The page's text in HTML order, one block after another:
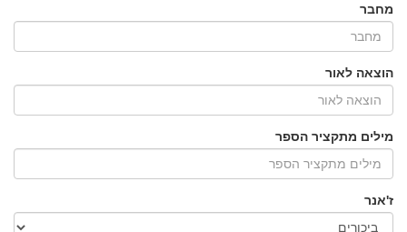
מחבר
הוצאה לאור
מילים מתקציר הספר
ז'אנר